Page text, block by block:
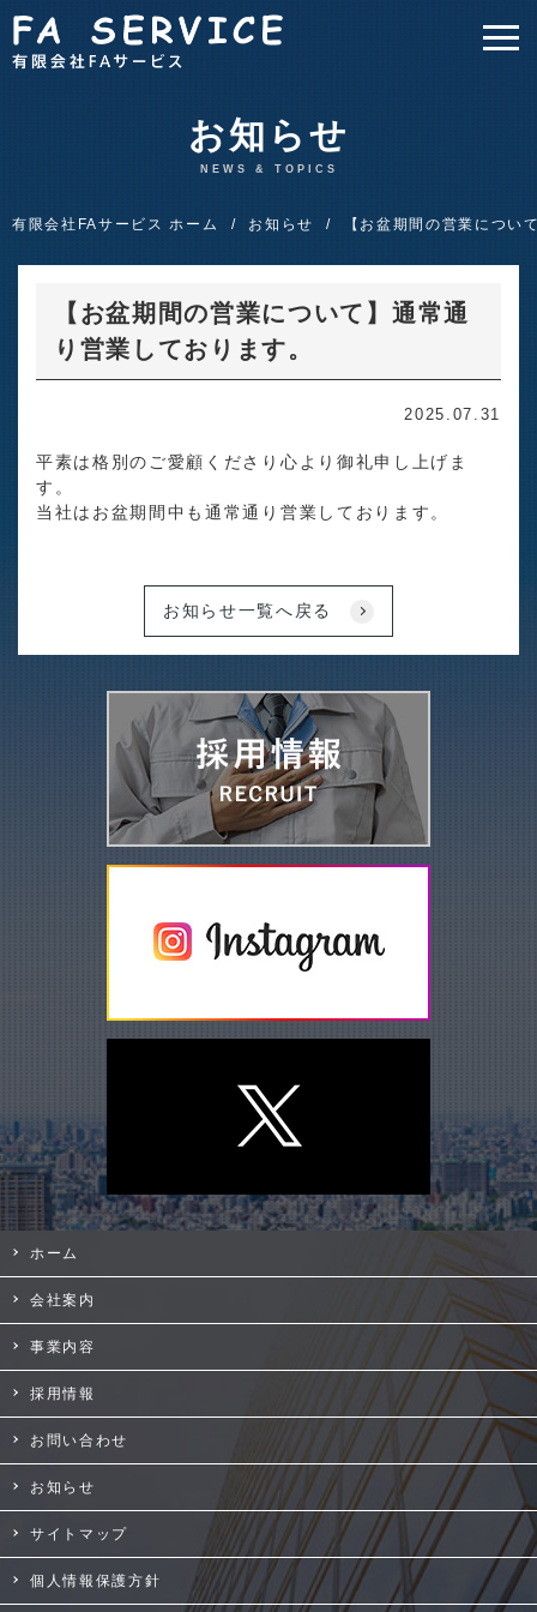
お知らせ
NEWS & TOPICS
有限会社FAサービス ホーム お知らせ 【お盆期間の営業につい
【お盆期間の営業について】通常通
り営業しております。
2025.07.31
平素は格別のご愛顧くださり心より御礼申し上げま
す。
当社はお盆期間中も通常通り営業しております。
お知らせ一覧へ戻る
ホーム
会社案内
事業内容
採用情報
お問い合わせ
お知らせ
サイトマップ
個人情報保護方針